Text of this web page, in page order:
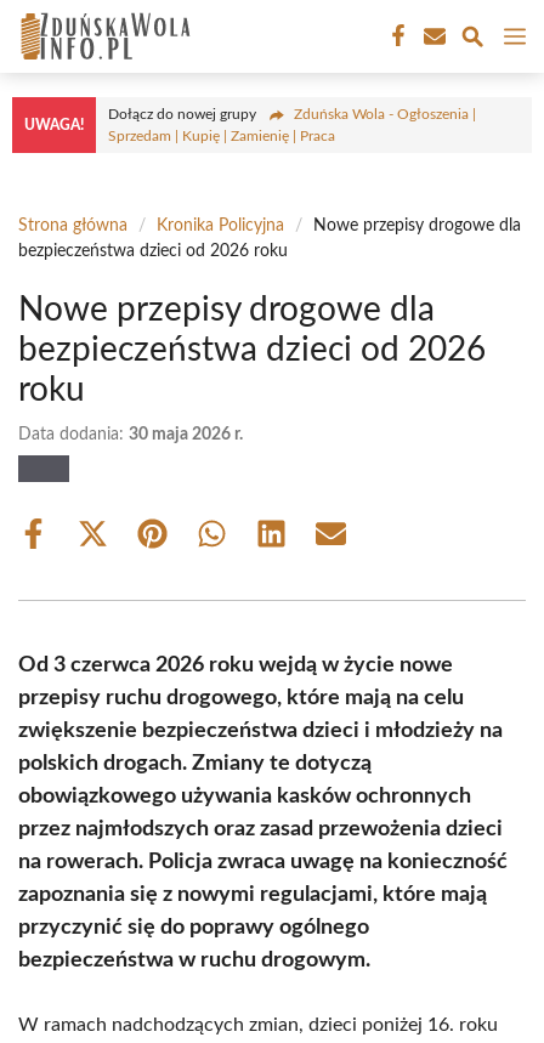
Przejdź
treści
UWAGA!
Dołącz do nowej grupy
Zduńska Wola - Ogłoszenia |
Sprzedam | Kupię | Zamienię | Praca
Strona główna / Kronika Policyjna /
Nowe przepisy drogowe dla
bezpieczeństwa dzieci od 2026 roku
Nowe przepisy drogowe dla
bezpieczeństwa dzieci od 2026
roku
Data dodania: 30 maja 2026 r.
Share
Share
(Twitter)
Share Share Share Share
Od 3 czerwca 2026 roku wejdą w życie nowe
przepisy ruchu drogowego, które mają na celu
zwiększenie bezpieczeństwa dzieci i młodzieży na
polskich drogach. Zmiany te dotyczą
obowiązkowego używania kasków ochronnych
przez najmłodszych oraz zasad przewożenia dzieci
na rowerach. Policja zwraca uwagę na konieczność
zapoznania się z nowymi regulacjami, które mają
przyczynić się do poprawy ogólnego
bezpieczeństwa w ruchu drogowym.
W ramach nadchodzących zmian, dzieci poniżej 16. roku